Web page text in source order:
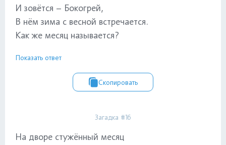
И зовётся – Бокогрей,
В нём зима с весной встречается.
Как же месяц называется?
Показать ответ
Скопировать
Загадка #16
На дворе стужённый месяц